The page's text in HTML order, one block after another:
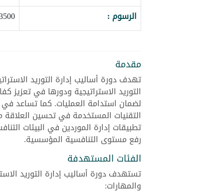
الرسوم :
مقدمة
تهدف دورة أساليب إدارة التوريد
التوريد الاستراتيجية ودورها في تعزيز
لضمان استدامة العمليات. كما تساعد في
التقنيات المستخدمة في تحسين العلاقة
تطبيقات إدارة الموردين في البيئات
رفع مستوى التنافسية المؤسسية.
الفئات المستهدفة
تستهدف دورة أساليب إدارة التوريد
والمهارات: